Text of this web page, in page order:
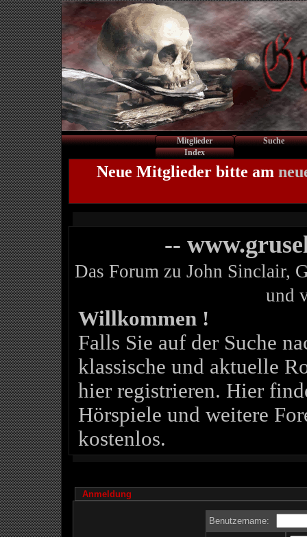
Mitglieder
Suche
Index
Neue Mitglieder bitte am
--
Das Forum zu John Sinclair,
und
Willkommen !
Falls Sie auf der Suche
klassische und aktuelle
hier registrieren. Hier
Hörspiele und weitere
kostenlos.
Anmeldung
Benutzername: